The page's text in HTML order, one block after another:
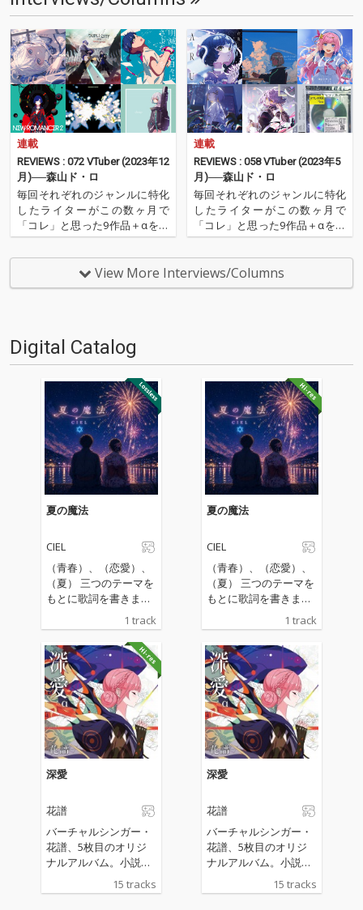
連載
REVIEWS : 072 VTuber (2023年12
月)──森山ド・ロ
毎回それぞれのジャンルに特化
したライターがこの数ヶ月で
「コレ」と思った9作品＋αを紹
介するコーナー、REVIEWS。今
回はVTuberをメインに活動する
ライター、森山ド・ロが登場。
様々なジャンルにまたがったVT
連載
REVIEWS : 058 VTuber (2023年5
月)──森山ド・ロ
毎回それぞれのジャンルに特化
したライターがこの数ヶ月で
「コレ」と思った9作品＋αを紹
介するコーナー、REVIEWS。今
回はVTuberをメインに活動する
ライター、森山ド・ロが登場。
様々なジャンルにまたがったVT
View More Interviews/Columns
Digital Catalog
夏の魔法
CIEL
（青春）、（恋愛）、
（夏） 三つのテーマを
もとに歌詞を書きまし
た。 歌詞に注目して聞
いていただけると嬉し
いです。
1 track
夏の魔法
CIEL
（青春）、（恋愛）、
（夏） 三つのテーマを
もとに歌詞を書きまし
た。 歌詞に注目して聞
いていただけると嬉し
いです。
1 track
深愛
花譜
バーチャルシンガー・
花譜、5枚目のオリジ
ナルアルバム。小説
『カミュの歌鳥 花譜小
説集』(中村紬 著)、ぴ
15 tracks
深愛
花譜
バーチャルシンガー・
花譜、5枚目のオリジ
ナルアルバム。小説
『カミュの歌鳥 花譜小
説集』(中村紬 著)、ぴ
15 tracks